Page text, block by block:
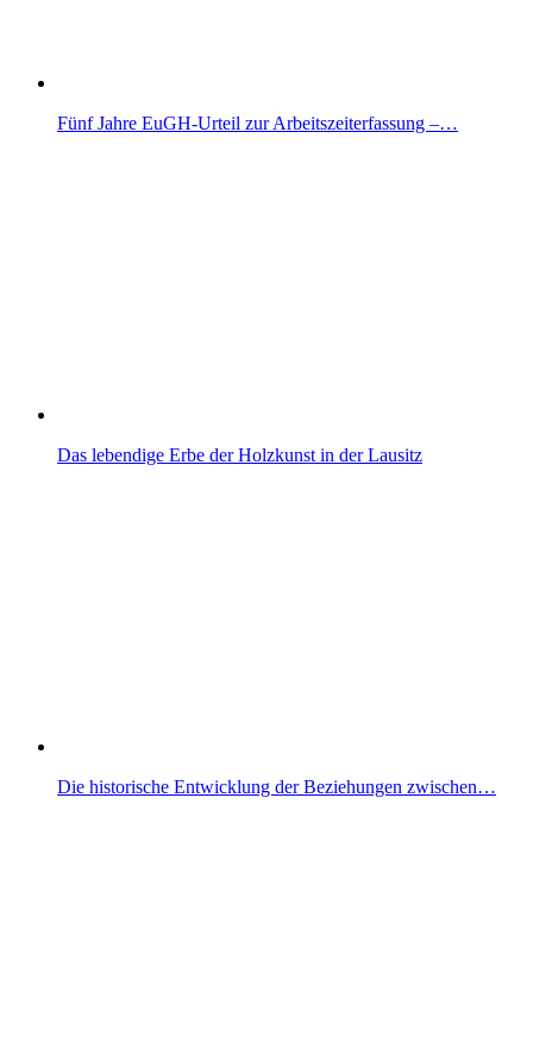
Fünf Jahre EuGH-Urteil zur Arbeitszeiterfassung –…
Das lebendige Erbe der Holzkunst in der Lausitz
Die historische Entwicklung der Beziehungen zwischen…